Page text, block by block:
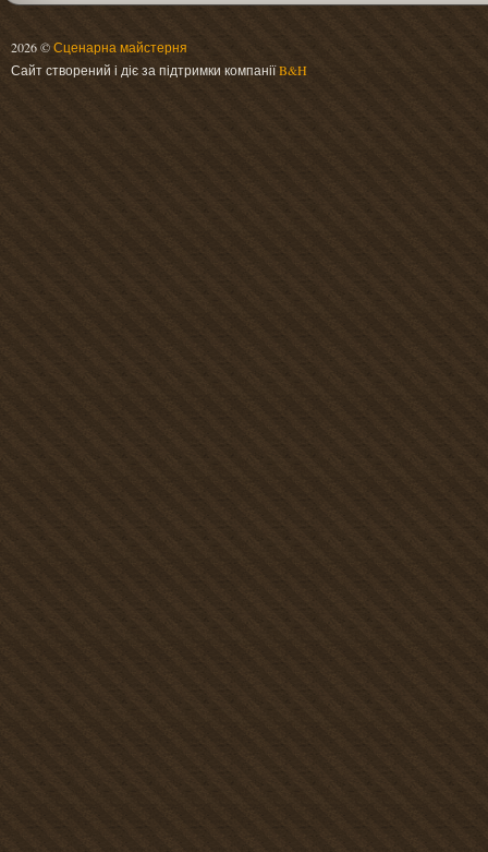
2026 ©Сценарна майстерня
Сайт створений і діє за підтримки компаніїB&H